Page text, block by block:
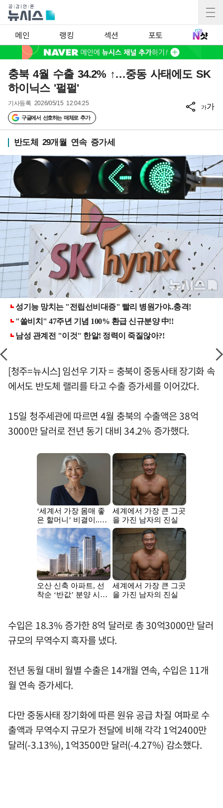
메인 랭킹 섹션 포토
충북 4월 수출 34.2% ↑…중동 사태에도 SK
하이닉스 '펄펄'
기사등록 2026/05/15 12:04:25
구글에서 선호하는 매체로 추가
가가
반도체 29개월 연속 증가세
[청주=뉴시스] 임선우 기자 = 충북이 중동사태 장기화 속
에서도 반도체 랠리를 타고 수출 증가세를 이어갔다.
15일 청주세관에 따르면 4월 충북의 수출액은 38억
3000만 달러로 전년 동기 대비 34.2% 증가했다.
수입은 18.3% 증가한 8억 달러로 총 30억3000만 달러
규모의 무역수지 흑자를 냈다.
전년 동월 대비 월별 수출은 14개월 연속, 수입은 11개
월 연속 증가세다.
다만 중동사태 장기화에 따른 원유 공급 차질 여파로 수
출액과 무역수지 규모가 전달에 비해 각각 1억2400만
달러(-3.13%), 1억3500만 달러(-4.27%) 감소했다.